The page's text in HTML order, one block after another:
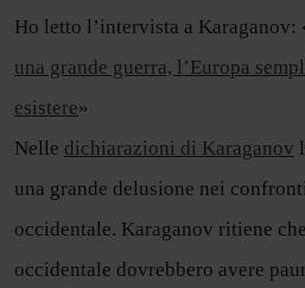
Ho letto l’intervista a Karaganov:
una grande guerra, l’Europa
esistere»
Nelle dichiarazioni di Karaganov
una grande delusione nei
occidentale. Karaganov ritiene
occidentale dovrebbero avere